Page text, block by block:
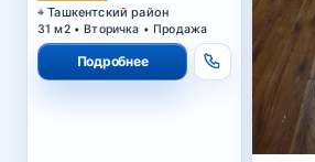
Ташкентский район
31 м2 • Вторичка • Продажа
Подробнее